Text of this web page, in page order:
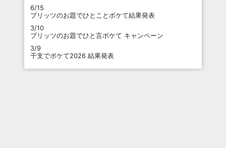
6/15
プリッツのお題でひとことボケて結果発表
3/10
プリッツのお題でひと言ボケて キャンペーン
3/9
干支でボケて2026 結果発表